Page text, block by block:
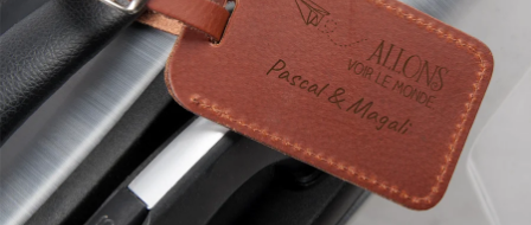
Carte de vœux gratuite
Créez quelque chose d’unique en quelques étapes – avec
son prénom, votre photo ou un message qui touche le cœur.
Sans complications, juste tout l’amour pour le moment idéal.